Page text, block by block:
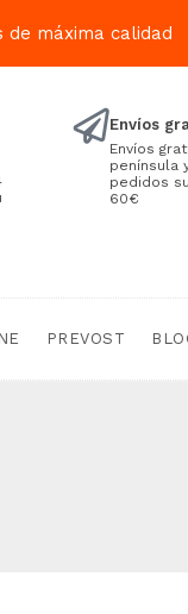
de máxima calidad
Envíos
Envíos
península
pedidos
60€
PREVOST